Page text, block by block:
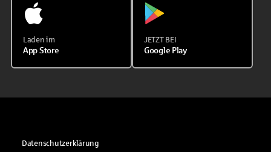
Laden im
App Store
JETZT BEI
Google Play
Datenschutzerklärung